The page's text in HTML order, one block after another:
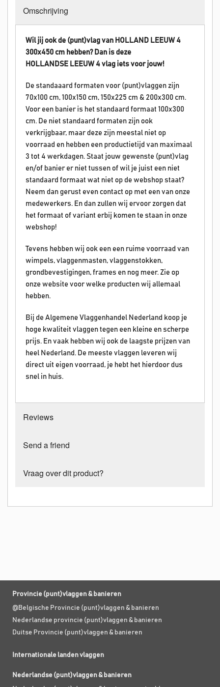
Omschrijving
Wil jij ook de (punt)vlag van HOLLAND LEEUW 4
300x450 cm hebben? Dan is deze
HOLLANDSE LEEUW 4 vlag iets voor jouw!
De standaaard formaten voor (punt)vlaggen zijn
70x100 cm, 100x150 cm, 150x225 cm & 200x300 cm.
Voor een banier is het standaard formaat 100x300
cm. De niet standaard formaten zijn ook
verkrijgbaar, maar deze zijn meestal niet op
voorraad en hebben een productietijd van maximaal
3 tot 4 werkdagen. Staat jouw gewenste (punt)vlag
en/of banier er niet tussen of wil je juist een niet
standaard formaat wat niet op de webshop staat?
Neem dan gerust even contact op met een van onze
medewerkers. En dan zullen wij ervoor zorgen dat
het formaat of variant erbij komen te staan in onze
webshop!
Tevens hebben wij ook een een ruime voorraad van
wimpels, vlaggenmasten, vlaggenstokken,
grondbevestigingen, frames en nog meer. Zie op
onze website voor welke producten wij allemaal
hebben.
Bij de Algemene Vlaggenhandel Nederland koop je
hoge kwaliteit vlaggen tegen een kleine en scherpe
prijs. En vaak hebben wij ook de laagste prijzen van
heel Nederland. De meeste vlaggen leveren wij
direct uit eigen voorraad, je hebt het hierdoor dus
snel in huis.
Reviews
Send a friend
Vraag over dit product?
Provincie (punt)vlaggen & banieren
@Belgische Provincie (punt)vlaggen & banieren
Nederlandse provincie (punt)vlaggen & banieren
Duitse Provincie (punt)vlaggen & banieren
Internationale landen vlaggen
Nederlandse (punt)vlaggen & banieren